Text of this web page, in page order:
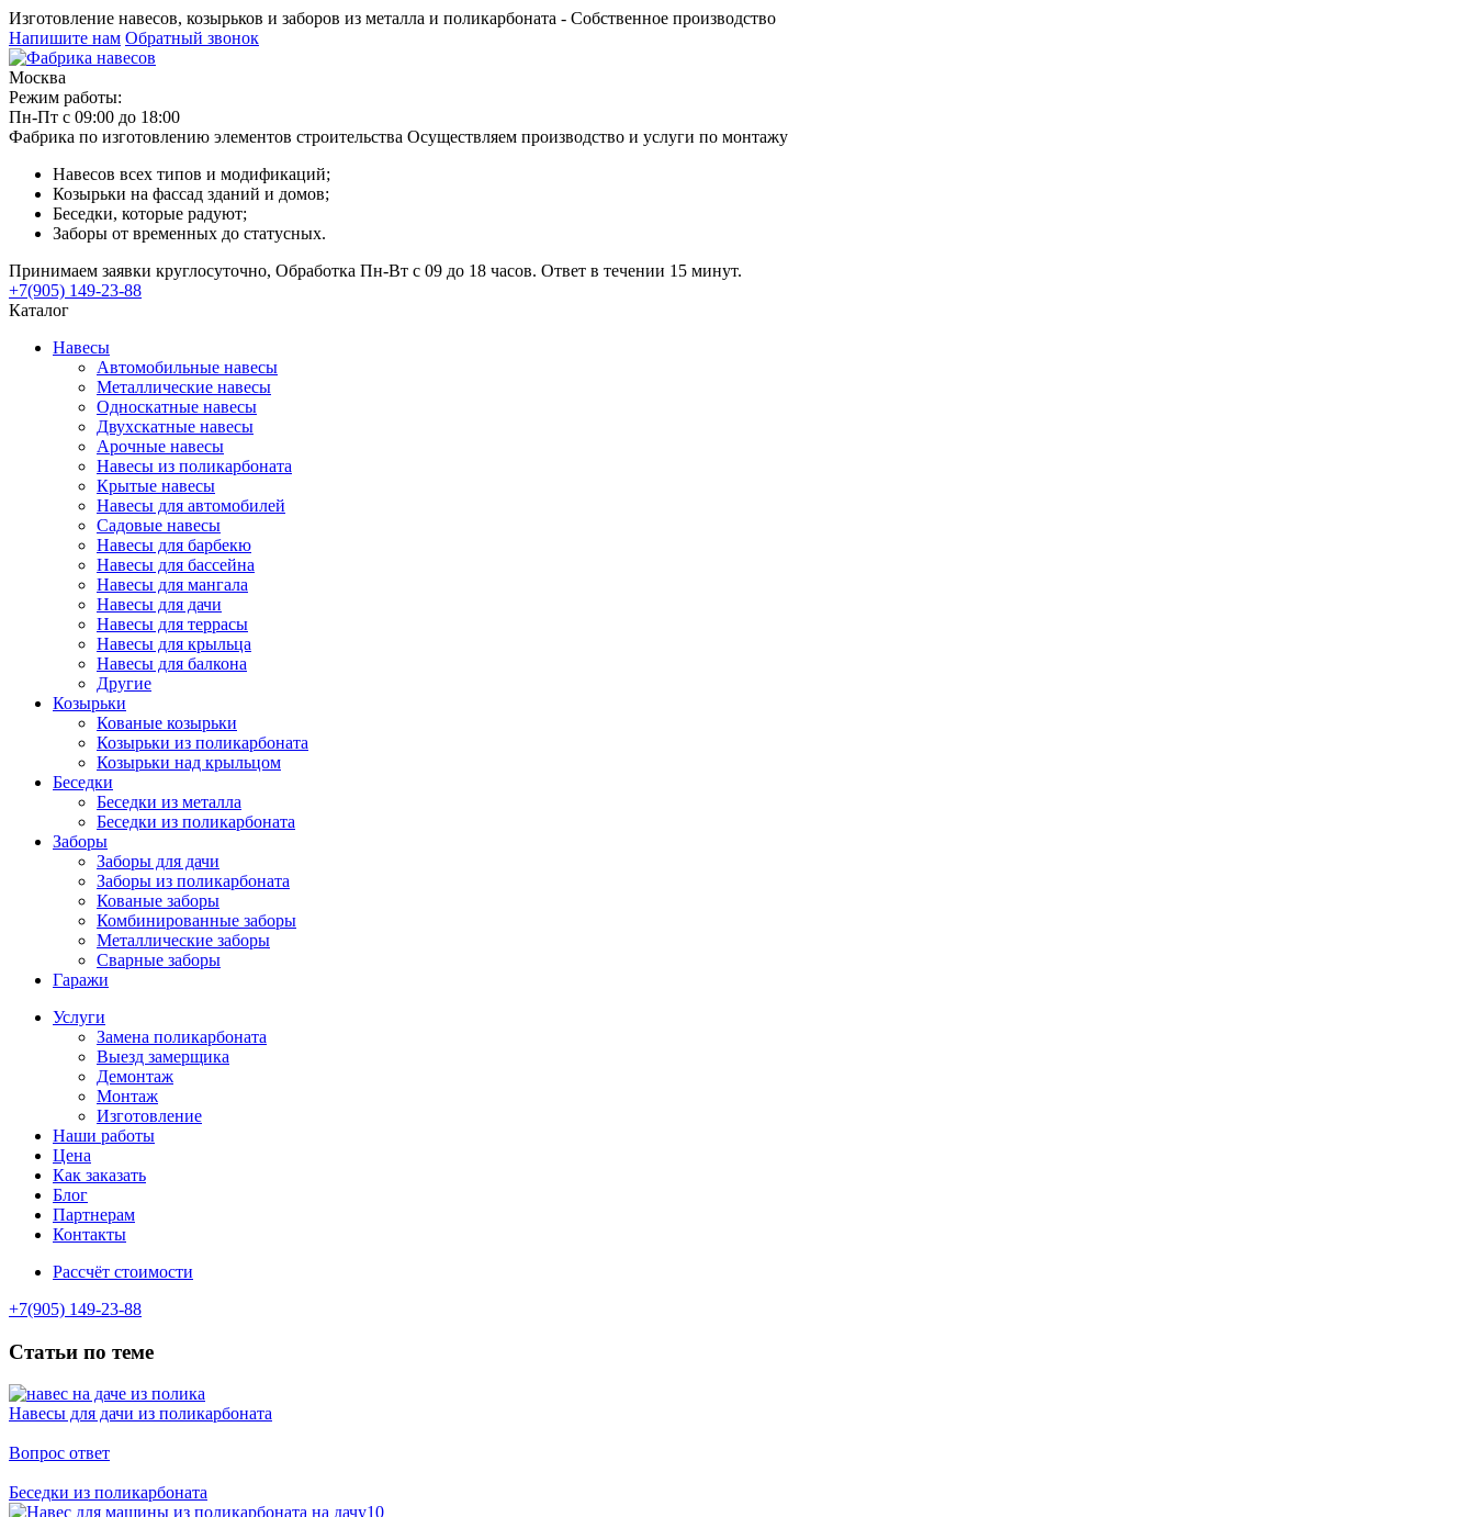
Изготовление навесов, козырьков и заборов из металла и поликарбоната - Собственное производство
Напишите нам Обратный звонок
Москва
Режим работы:
Пн-Пт с 09:00 до 18:00
Фабрика по изготовлению элементов строительства Осуществляем производство и услуги по монтажу
Навесов всех типов и модификаций;
Козырьки на фассад зданий и домов;
Беседки, которые радуют;
Заборы от временных до статусных.
Принимаем заявки круглосуточно, Обработка Пн-Вт с 09 до 18 часов. Ответ в течении 15 минут.
+7(905) 149-23-88
Каталог
Навесы
Автомобильные навесы
Металлические навесы
Односкатные навесы
Двухскатные навесы
Арочные навесы
Навесы из поликарбоната
Крытые навесы
Навесы для автомобилей
Садовые навесы
Навесы для барбекю
Навесы для бассейна
Навесы для мангала
Навесы для дачи
Навесы для террасы
Навесы для крыльца
Навесы для балкона
Другие
Козырьки
Кованые козырьки
Козырьки из поликарбоната
Козырьки над крыльцом
Беседки
Беседки из металла
Беседки из поликарбоната
Заборы
Заборы для дачи
Заборы из поликарбоната
Кованые заборы
Комбинированные заборы
Металлические заборы
Сварные заборы
Гаражи
Услуги
Замена поликарбоната
Выезд замерщика
Демонтаж
Монтаж
Изготовление
Наши работы
Цена
Как заказать
Блог
Партнерам
Контакты
Рассчёт стоимости
+7(905) 149-23-88
Статьи по теме
Навесы для дачи из поликарбоната
Вопрос ответ
Беседки из поликарбоната